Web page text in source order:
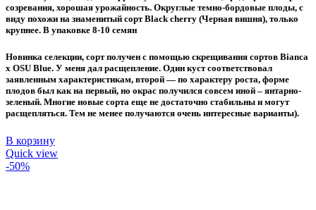
60 ₽.
созревания, хорошая урожайность. Округлые темно-бордовые плоды, с
виду похожи на знаменитый сорт Black cherry (Черная вишня), только
крупнее. В упаковке 8-10 семян
Новинка селекции, сорт получен с помощью скрещивания сортов Bianca
x OSU Blue. У меня дал расщепление. Один куст соответствовал
заявленным характеристикам, второй — по характеру роста, форме
плодов был как на первый, но окрас получился совсем иной – янтарно-
зеленый. Многие новые сорта еще не достаточно стабильны и могут
расщепляться. Тем не менее получаются очень интересные варианты).
В корзину
Quick view
-50%